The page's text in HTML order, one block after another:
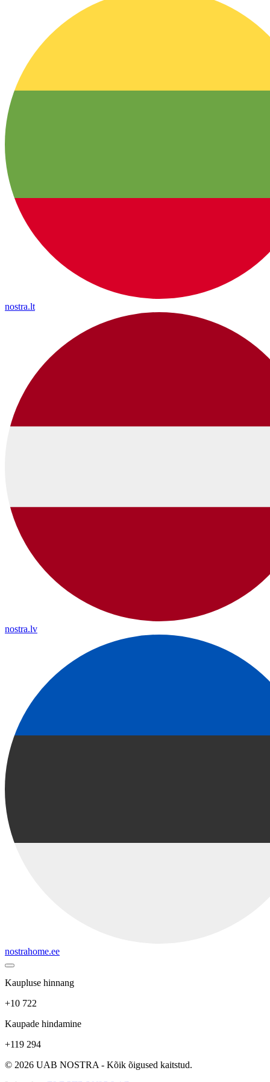
nostra.lt
nostra.lv
nostrahome.ee
Kaupluse hinnang
+10 722
Kaupade hindamine
+119 294
© 2026 UAB NOSTRA - Kõik õigused kaitstud.